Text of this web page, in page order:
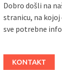
Dobro došli na
stranicu, na
sve potrebne
KONTAKT